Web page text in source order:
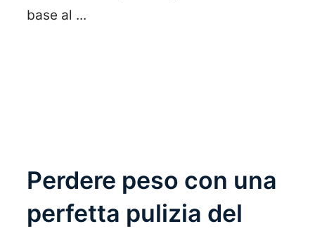
base al ...
Perdere peso con una
perfetta pulizia del